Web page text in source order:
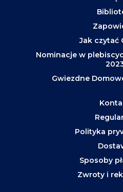
Jak czytać
Nominacje w
Gwiezdne
Polityka
Sposoby
Zwroty i